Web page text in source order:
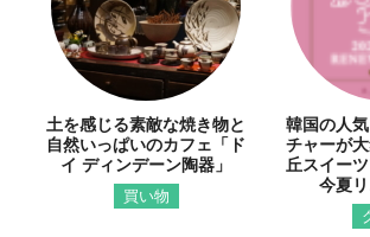
土を感じる素敵な焼き物と
自然いっぱいのカフェ「ド
イ ディンデーン陶器」
買い物
韓国の人
チャーが
丘スイー
今夏